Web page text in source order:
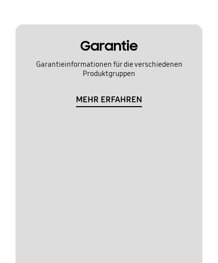
Garantie
Garantieinformationen für die verschiedenen
Produktgruppen
MEHR ERFAHREN